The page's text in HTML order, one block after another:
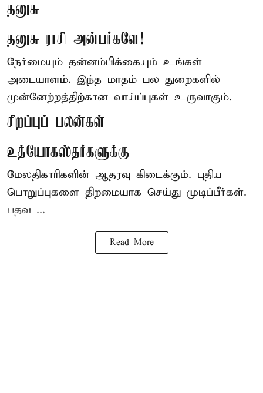
தனுசு
தனுசு ராசி அன்பர்களே!
நேர்மையும் தன்னம்பிக்கையும் உங்கள்
அடையாளம். இந்த மாதம் பல துறைகளில்
முன்னேற்றத்திற்கான வாய்ப்புகள் உருவாகும்.
சிறப்புப் பலன்கள்
உத்யோகஸ்தர்களுக்கு
மேலதிகாரிகளின் ஆதரவு கிடைக்கும். புதிய
பொறுப்புகளை திறமையாக செய்து முடிப்பீர்கள்.
பதவ ...
Read More